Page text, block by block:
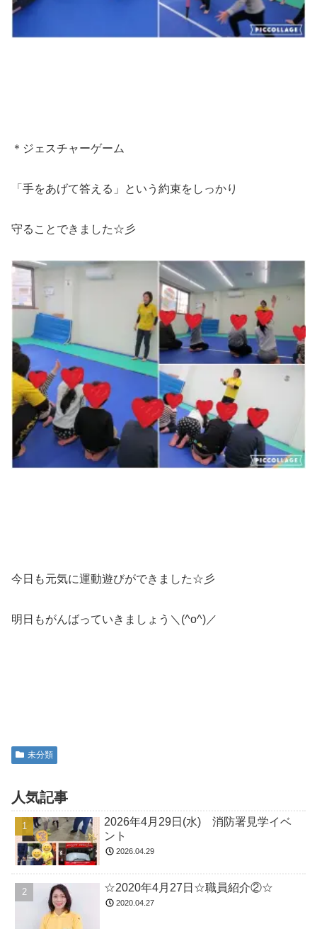
＊ジェスチャーゲーム
「手をあげて答える」という約束をしっかり
守ることできました☆彡
今日も元気に運動遊びができました☆彡
明日もがんばっていきましょう＼(^o^)／
未分類
人気記事
2026年4月29日(水) 消防署見学イベ
ント
2026.04.29
☆2020年4月27日☆職員紹介②☆
2020.04.27